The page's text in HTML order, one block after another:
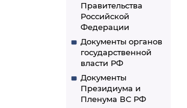
Правительства
Российской
Федерации
Документы органов
государственной
власти РФ
Документы
Президиума и
Пленума ВС РФ